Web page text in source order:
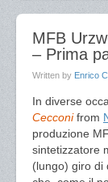
MFB
– Prima
Written by Enrico
In diverse
Cecconifrom
produzione
sintetizzatore
(lungo) giro di